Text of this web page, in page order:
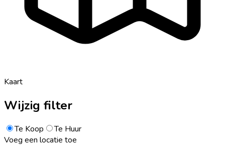
Kaart
Wijzig filter
Te Koop
Te Huur
Voeg een locatie toe